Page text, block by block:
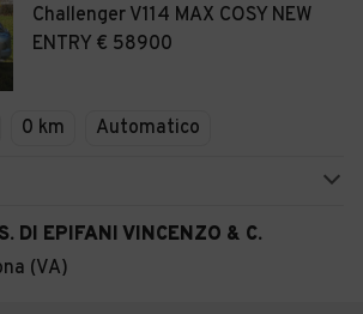
Challenger V114 MAX COSY NEW
ENTRY € 58900
0 km Automatico
DI EPIFANI VINCENZO & C.
(VA)